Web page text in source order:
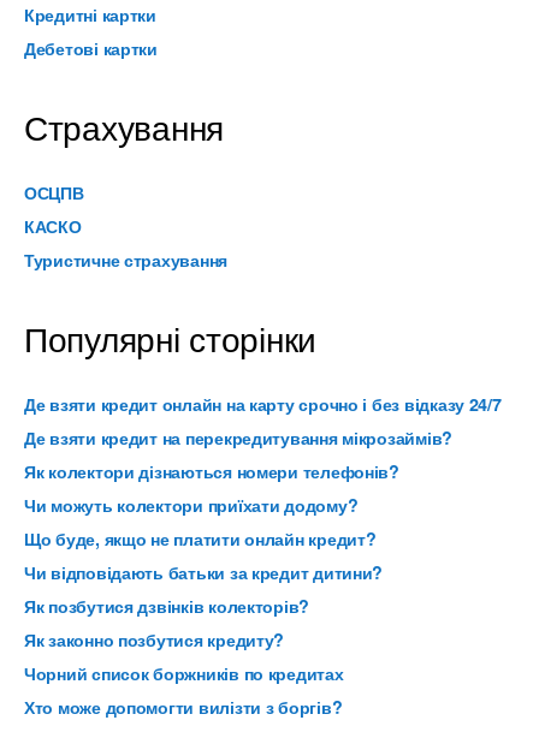
Кредитні картки
Дебетові картки
Страхування
ОСЦПВ
КАСКО
Туристичне страхування
Популярні сторінки
Де взяти кредит онлайн на карту срочно і без відказу 24/7
Де взяти кредит на перекредитування мікрозаймів?
Як колектори дізнаються номери телефонів?
Чи можуть колектори приїхати додому?
Що буде, якщо не платити онлайн кредит?
Чи відповідають батьки за кредит дитини?
Як позбутися дзвінків колекторів?
Як законно позбутися кредиту?
Чорний список боржників по кредитах
Хто може допомогти вилізти з боргів?